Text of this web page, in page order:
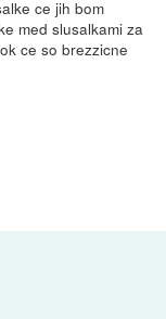
ce jih bom
med slusalkami za
ce so brezzicne